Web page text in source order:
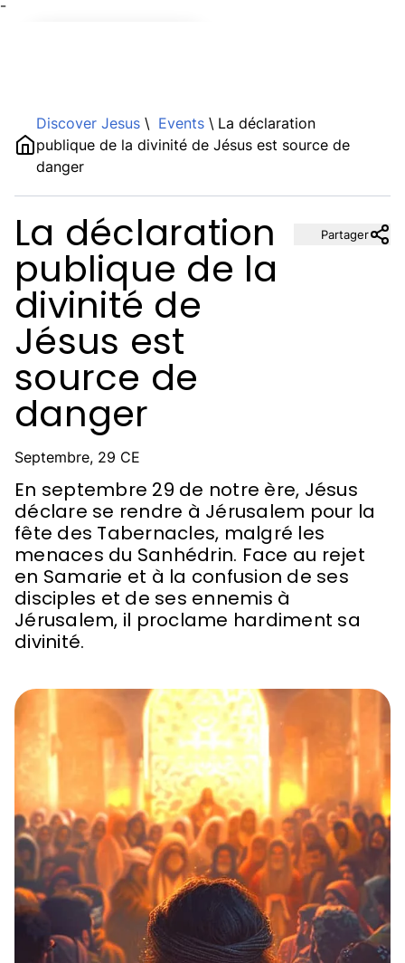
¯
Discover Jesus \ Events \ La déclaration
publique de la divinité de Jésus est source de
danger
La déclaration
publique de la
divinité de
Jésus est
source de
danger
Septembre, 29 CE
En septembre 29 de notre ère, Jésus
déclare se rendre à Jérusalem pour la
fête des Tabernacles, malgré les
menaces du Sanhédrin. Face au rejet
en Samarie et à la confusion de ses
disciples et de ses ennemis à
Jérusalem, il proclame hardiment sa
divinité.
Partager
Description